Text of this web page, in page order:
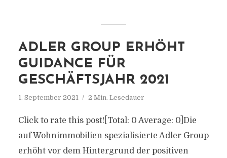
ADLER GROUP ERHÖHT
GUIDANCE FÜR
GESCHÄFTSJAHR 2021
1. September 2021 2 Min. Lesedauer
Click to rate this post![Total: 0 Average: 0]Die
auf Wohnimmobilien spezialisierte Adler Group
erhöht vor dem Hintergrund der positiven